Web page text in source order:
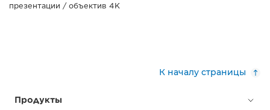
презентации / объектив 4K
К началу страницы
Продукты